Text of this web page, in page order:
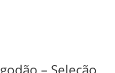
– Seleção